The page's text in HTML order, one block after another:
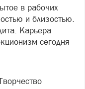
в рабочих
и близостью.
Карьера
сегодня